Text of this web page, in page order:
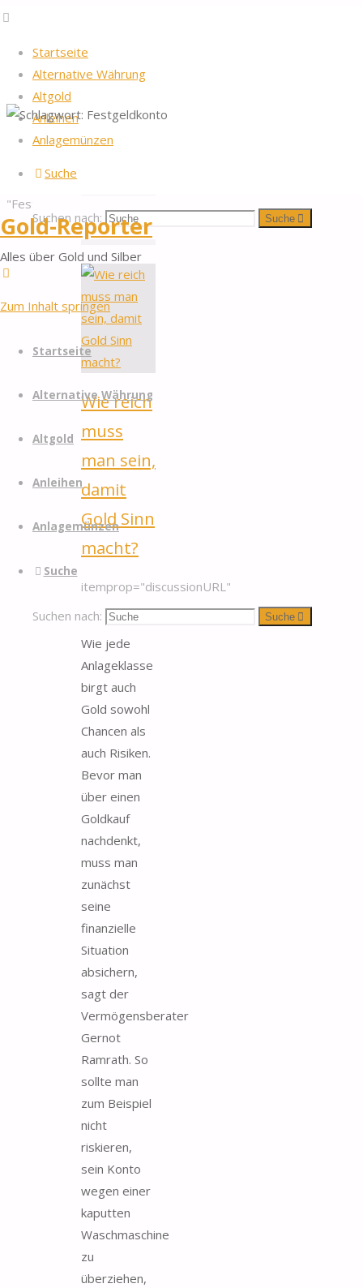
Startseite
Alternative Währung
Altgold
Anleihen
Anlagemünzen
Suche
Suchen nach: Suche
Gold-Reporter
Alles über Gold und Silber
Zum Inhalt springen
Startseite
Alternative Währung
Altgold
Anleihen
Anlagemünzen
Suche
Suchen nach: Suche
Startseite
verschlagwortet
"Festgeldkonto"Festgeldkonto
Wie reich
muss
man sein,
damit
Gold Sinn
macht?
itemprop="discussionURL"
1
Wie jede
Anlageklasse
birgt auch
Gold sowohl
Chancen als
auch Risiken.
Bevor man
über einen
Goldkauf
nachdenkt,
muss man
zunächst
seine
finanzielle
Situation
absichern,
sagt der
Vermögensberater
Gernot
Ramrath. So
sollte man
zum Beispiel
nicht
riskieren,
sein Konto
wegen einer
kaputten
Waschmaschine
zu
überziehen,